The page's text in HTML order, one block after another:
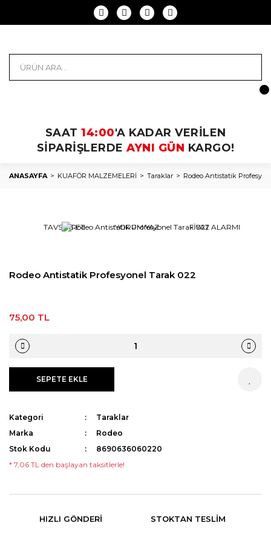
SAAT 14:00'A KADAR VERİLEN
SİPARİŞLERDE AYNI GÜN KARGO!
ANASAYFA KUAFÖR MALZEMELERİ Taraklar Rodeo Antistatik
TAVSİYE ET YORUM YAZ FİYAT ALARMI
Rodeo Antistatik Profesyonel Tarak 022
75,00 TL
SEPETE EKLE
Kategori
Taraklar
Marka
Rodeo
Stok Kodu
8690636060220
* 7,06 TL den başlayan taksitlerle!
HIZLI GÖNDERI STOKTAN TESLIM